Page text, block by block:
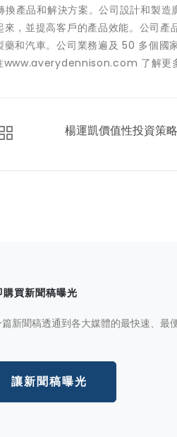
產品和解決方案。公司設計和製造
，並提高客戶的產品效能。公司產
和汽車。公司業務遍及 50 多個國
www.averydennison.com 了解更
楊運凱價值性投資策
購買新聞稿曝光
新聞稿透通到各大媒體的最快速、最
讓新聞稿曝光